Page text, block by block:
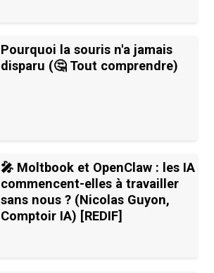
Pourquoi la souris n'a jamais
disparu (🤔 Tout comprendre)
🎤 Moltbook et OpenClaw : les IA
commencent-elles à travailler
sans nous ? (Nicolas Guyon,
Comptoir IA) [REDIF]